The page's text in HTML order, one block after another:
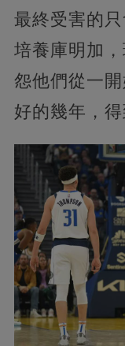
最終受害的
培養庫明加
怨他們從一
好的幾年，得